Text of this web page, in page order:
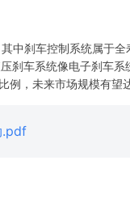
中刹车控制系统属于
刹车系统像电子刹车
例，未来市场规模有
.pdf